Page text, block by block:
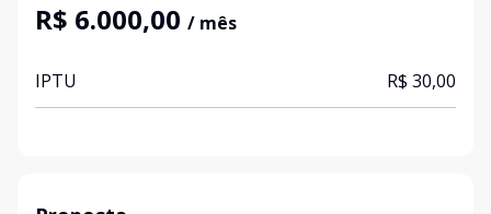
R$ 6.000,00 / mês
IPTU R$ 30,00